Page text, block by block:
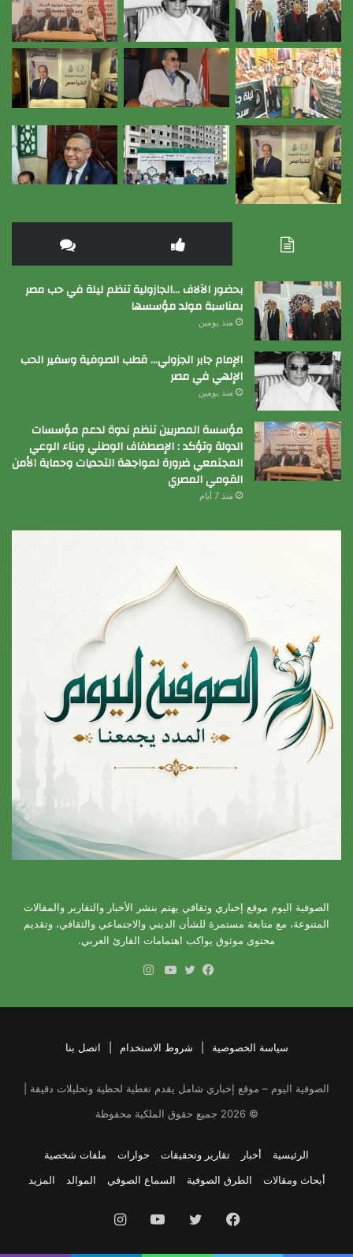
بحضور الآلاف …الجازولية تنظم ليلة في حب مصر
بمناسبة مولد مؤسسها
منذ يومين
الإمام جابر الجزولي… قطب الصوفية وسفير الحب
الإلهي في مصر
منذ يومين
مؤسسة المصريين تنظم ندوة لدعم مؤسسات
الدولة وتؤكد : الإصطفاف الوطني وبناء الوعي
المجتمعي ضرورة لمواجهة التحديات وحماية الأمن
القومي المصري
منذ 7 أيام
الصوفية اليوم موقع إخباري وثقافي يهتم بنشر الأخبار والتقارير والمقالات
المتنوعة، مع متابعة مستمرة للشأن الديني والاجتماعي والثقافي، وتقديم
محتوى موثوق يواكب اهتمامات القارئ العربي.
سياسة الخصوصية شروط الاستخدام اتصل بنا
الصوفية اليوم – موقع إخباري شامل يقدم تغطية لحظية وتحليلات دقيقة |
©
2026 جميع حقوق الملكية محفوظة
الرئيسية أخبار تقارير وتحقيقات حوارات
ملفات شخصية
أبحاث ومقالات
الطرق الصوفية السماع الصوفي الموالد المزيد
فيسبوك تويتر يوتيوب